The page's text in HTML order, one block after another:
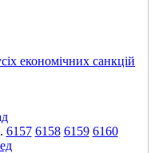
економічних санкцій
6157 6158 6159 6160